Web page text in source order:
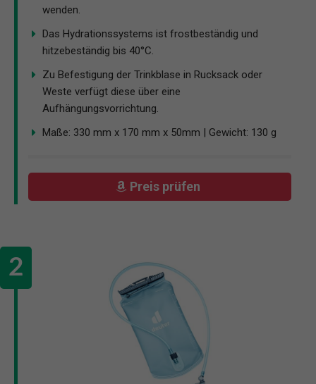
wenden.
Das Hydrationssystems ist frostbeständig und
hitzebeständig bis 40°C.
Zu Befestigung der Trinkblase in Rucksack oder
Weste verfügt diese über eine
Aufhängungsvorrichtung.
Maße: 330 mm x 170 mm x 50mm | Gewicht: 130 g
Preis prüfen